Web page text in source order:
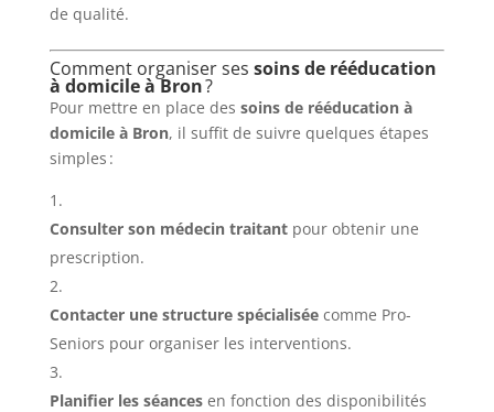
de qualité.
Comment organiser ses soins de rééducation
à domicile à Bron?
Pour mettre en place des soins de rééducation à
domicile à Bron, il suffit de suivre quelques étapes
simples :
Consulter son médecin traitantpour obtenir une
prescription.
Contacter une structure spécialiséecomme Pro-
Seniors pour organiser les interventions.
Planifier les séancesen fonction des disponibilités